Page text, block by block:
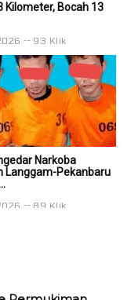
Kilometer, Bocah 13
93 Klik
Narkoba
Langgam-Pekanbaru
89 Klik